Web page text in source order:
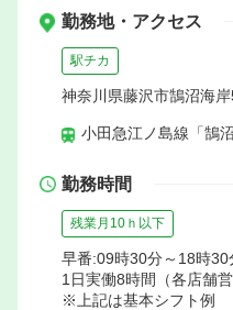
勤務地・アクセス
駅チカ
神奈川県藤沢市鵠沼海
小田急江ノ島線「鵠
勤務時間
残業月10ｈ以下
早番:09時30分～18時30
1日実働8時間（各店舗
※上記は基本シフト例